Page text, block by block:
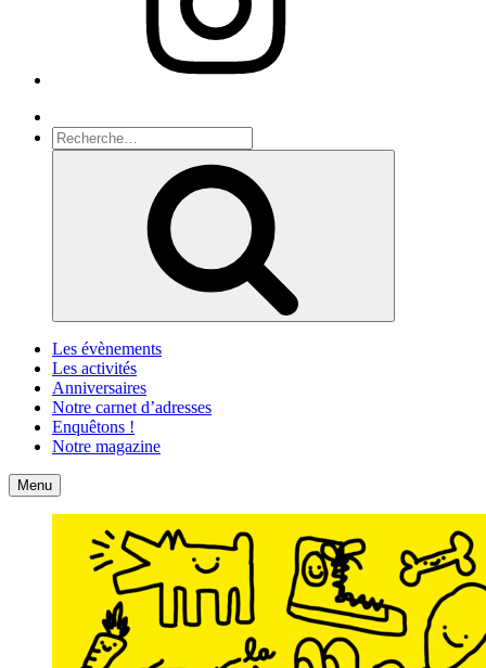
Recherche
pour
Les évènements
Les activités
Anniversaires
Notre carnet d’adresses
Enquêtons !
Notre magazine
Accueil
Menu Contact